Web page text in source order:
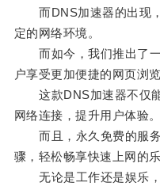
而DNS加速器的出现，
定的网络环境。
而如今，我们推出了一
户享受更加便捷的网页浏览
这款DNS加速器不仅能
网络连接，提升用户体验。
而且，永久免费的服务
骤，轻松畅享快速上网的乐
无论是工作还是娱乐，